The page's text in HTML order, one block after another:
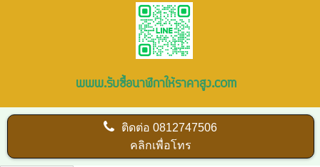
www.รับซื้อนาฬิกาให้ราคาสูง.com
ติดต่อ0812747506
คลิกเพื่อโทร